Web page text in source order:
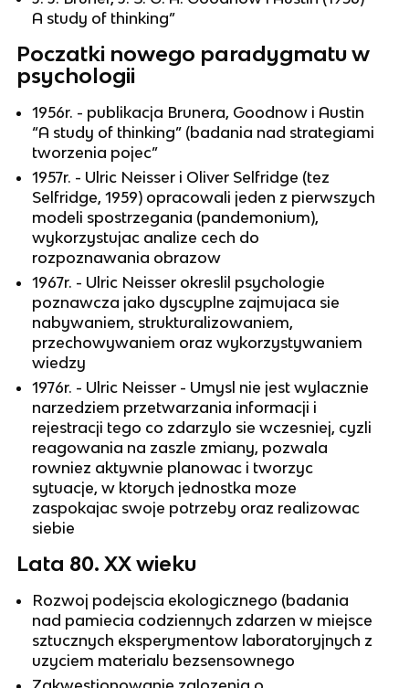
A study of thinking”
Poczatki nowego paradygmatu w
psychologii
1956r. - publikacja Brunera, Goodnow i Austin
“A study of thinking” (badania nad strategiami
tworzenia pojec”
1957r. - Ulric Neisser i Oliver Selfridge (tez
Selfridge, 1959) opracowali jeden z pierwszych
modeli spostrzegania (pandemonium),
wykorzystujac analize cech do
rozpoznawania obrazow
1967r. - Ulric Neisser okreslil psychologie
poznawcza jako dyscyplne zajmujaca sie
nabywaniem, strukturalizowaniem,
przechowywaniem oraz wykorzystywaniem
wiedzy
1976r. - Ulric Neisser - Umysl nie jest wylacznie
narzedziem przetwarzania informacji i
rejestracji tego co zdarzylo sie wczesniej, cyzli
reagowania na zaszle zmiany, pozwala
rowniez aktywnie planowac i tworzyc
sytuacje, w ktorych jednostka moze
zaspokajac swoje potrzeby oraz realizowac
siebie
Lata 80. XX wieku
Rozwoj podejscia ekologicznego (badania
nad pamiecia codziennych zdarzen w miejsce
sztucznych eksperymentow laboratoryjnych z
uzyciem materialu bezsensownego